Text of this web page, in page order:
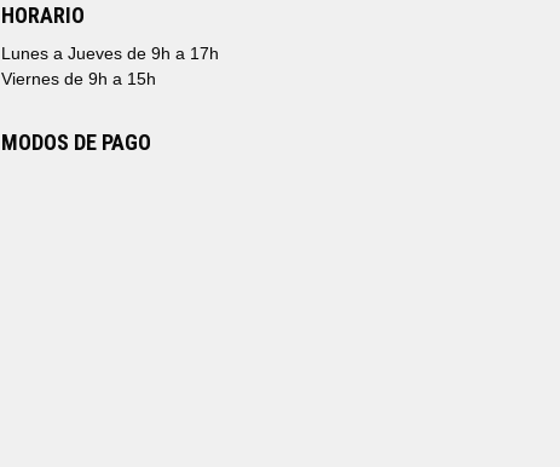
HORARIO
Lunes a Jueves de 9h a 17h
Viernes de 9h a 15h
MODOS DE PAGO